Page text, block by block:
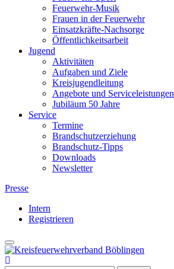
Feuerwehr-Musik
Frauen in der Feuerwehr
Einsatzkräfte-Nachsorge
Öffentlichkeitsarbeit
Jugend
Aktivitäten
Aufgaben und Ziele
Kreisjugendleitung
Angebote und Serviceleistungen
Jubiläum 50 Jahre
Service
Termine
Brandschutzerziehung
Brandschutz-Tipps
Downloads
Newsletter
Presse
Intern
Registrieren
Toggle
navigation